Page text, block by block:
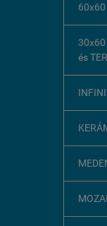
60x60
30x60
és